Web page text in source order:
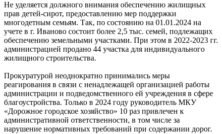
Не уделяется должного внимания обеспечению жилищных
прав детей-сирот, предоставлению мер поддержки
многодетным семьям. Так, по состоянию на 01.01.2024 на
учете в г. Иваново состоит более 2,5 тыс. семей, подлежащих
обеспечению земельными участками. При этом в 2022-2023 гг.
администрацией продано 44 участка для индивидуального
жилищного строительства.
Прокуратурой неоднократно принимались меры
реагирования в связи с ненадлежащей организацией работы
администрации и подведомственного ей учреждения в сфере
благоустройства. Только в 2024 году руководитель МКУ
«Дорожное городское хозяйство» 10 раз привлечен к
административной ответственности, в том числе за
нарушение нормативных требований при содержании дорог.